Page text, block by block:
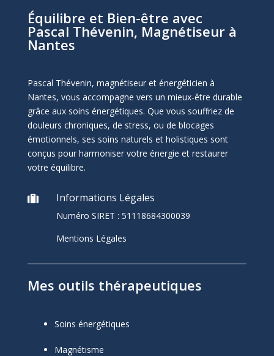
Équilibre et Bien-être avec
Pascal Thévenin, Magnétiseur à
Nantes
Pascal Thévenin, magnétiseur et énergéticien à
Nantes, vous accompagne vers un mieux-être durable
grâce aux soins énergétiques. Que vous souffriez de
douleurs chroniques, de stress, ou de blocages
émotionnels, ses soins naturels et holistiques sont
conçus pour harmoniser votre énergie et restaurer
votre équilibre.
 Informations Légales
Numéro SIRET : 51118684300039
Mentions Légales
Mes outils thérapeutiques
Soins énergétiques
Magnétisme